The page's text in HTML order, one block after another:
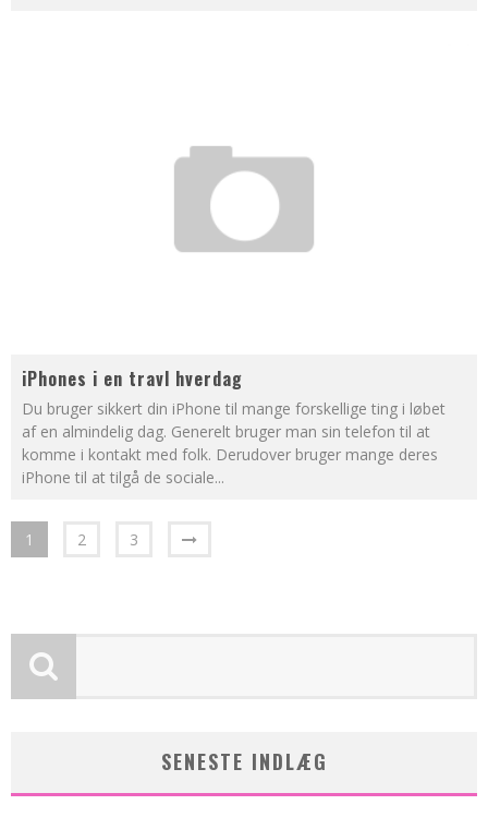
iPhones i en travl hverdag
Du bruger sikkert din iPhone til mange forskellige ting i løbet
af en almindelig dag. Generelt bruger man sin telefon til at
komme i kontakt med folk. Derudover bruger mange deres
iPhone til at tilgå de sociale...
1 2 3
SENESTE INDLÆG